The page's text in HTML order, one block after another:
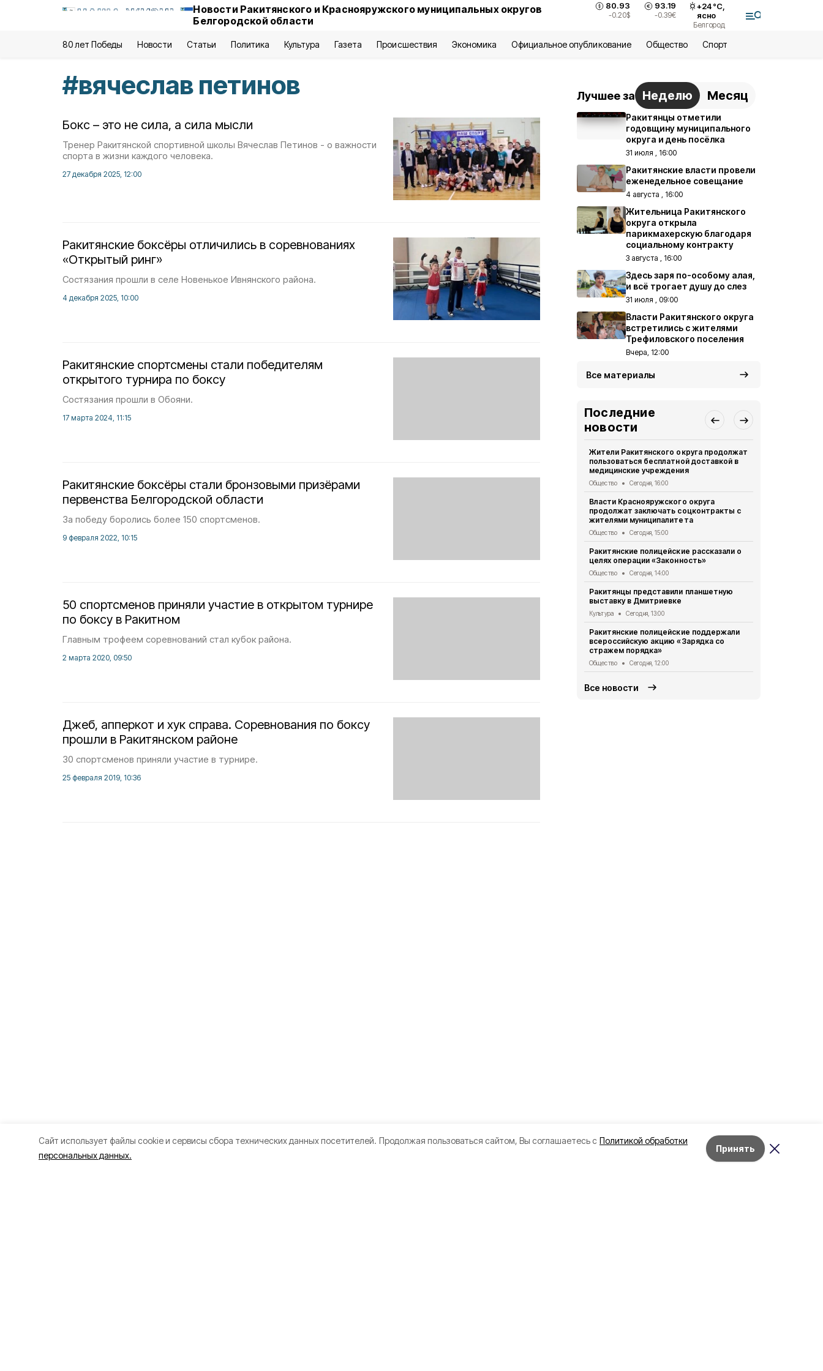
Cайт использует файлы cookie и сервисы сбора технических данных посетителей. Продолжая пользоваться сайтом, Вы соглашаетесь с Политикой обработки
персональных данных.
Принять
Новости Ракитянского и Краснояружского муниципальных округов
Белгородской области
80.93
-0.20$
93.19
-0.39€
+24°С,
ясно
Белгород
80 лет Победы Новости Статьи Политика Культура Газета Происшествия Экономика Официальное опубликование Общество Спорт
#вячеслав петинов
Бокс – это не сила, а сила мысли
Тренер Ракитянской спортивной школы Вячеслав Петинов - о важности
спорта в жизни каждого человека.
27 декабря 2025, 12:00
Ракитянские боксёры отличились в соревнованиях
«Открытый ринг»
Состязания прошли в селе Новенькое Ивнянского района.
4 декабря 2025, 10:00
Ракитянские спортсмены стали победителям
открытого турнира по боксу
Состязания прошли в Обояни.
17 марта 2024, 11:15
Ракитянские боксёры стали бронзовыми призёрами
первенства Белгородской области
За победу боролись более 150 спортсменов.
9 февраля 2022, 10:15
50 спортсменов приняли участие в открытом турнире
по боксу в Ракитном
Главным трофеем соревнований стал кубок района.
2 марта 2020, 09:50
Джеб, апперкот и хук справа. Соревнования по боксу
прошли в Ракитянском районе
30 спортсменов приняли участие в турнире.
25 февраля 2019, 10:36
Лучшее за Неделю Месяц
Ракитянцы отметили
годовщину муниципального
округа и день посёлка
31 июля , 16:00
Ракитянские власти провели
еженедельное совещание
4 августа , 16:00
Жительница Ракитянского
округа открыла
парикмахерскую благодаря
социальному контракту
3 августа , 16:00
Здесь заря по-особому алая,
и всё трогает душу до слез
31 июля , 09:00
Власти Ракитянского округа
встретились с жителями
Трефиловского поселения
Вчера, 12:00
Все материалы
Последние
новости
Жители Ракитянского округа продолжат
пользоваться бесплатной доставкой в
медицинские учреждения
Общество Сегодня, 16:00
Власти Краснояружского округа
продолжат заключать соцконтракты с
жителями муниципалитета
Общество Сегодня, 15:00
Ракитянские полицейские рассказали о
целях операции «Законность»
Общество Сегодня, 14:00
Ракитянцы представили планшетную
выставку в Дмитриевке
Культура Сегодня, 13:00
Ракитянские полицейские поддержали
всероссийскую акцию «Зарядка со
стражем порядка»
Общество Сегодня, 12:00
Все новости